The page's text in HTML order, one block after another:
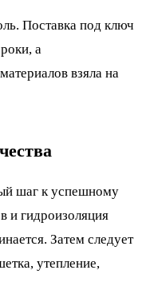
Поставка под ключ
а
взяла на
шаг к успешному
и гидроизоляция
Затем следует
утепление,